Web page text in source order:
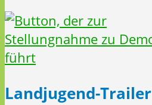
Landjugend-Trailer